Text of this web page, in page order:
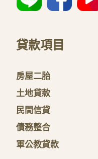
貸款項目
房屋二胎
土地貸款
民間信貸
債務整合
軍公教貸款